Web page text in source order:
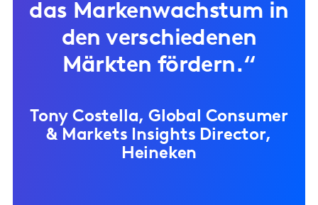
das Markenwachstum in
den verschiedenen
Märkten fördern.“
Tony Costella, Global Consumer
& Markets Insights Director,
Heineken